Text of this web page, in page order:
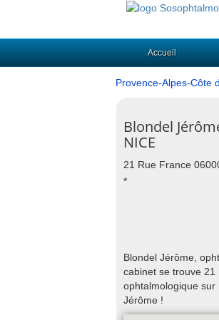
Accueil
Provence-Alpes-Côte
Blondel
NICE
21 Rue France
*
Blondel Jérôme,
cabinet se trouve 21
ophtalmologique sur
Jérôme !